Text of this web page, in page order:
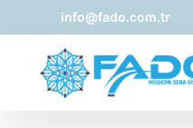
info@fado.com.tr